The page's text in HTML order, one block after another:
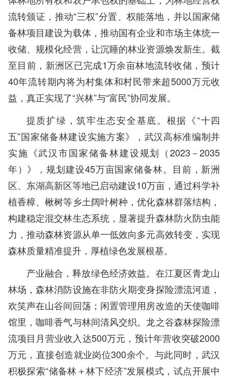
流转颁证，推动“三权”分置、权能落地，并以国家储
备林项目建设为载体，推动国有企业和市场主体统一
收储、规模化经营，让沉睡的林业资源焕发新生。截
至目前，新洲区已完成1万余亩林地流转收储，预计
40年流转期内将为村集体和村民带来超5000万元收
益，真正实现了“兴林”与“富民”协同发展。
提质扩绿，筑牢生态安全基底。根据《“十四
五”国家储备林建设实施方案》，武汉高标准编制并
实施《武汉市国家储备林建设规划（2023－2035
年）》，规划建设45万亩国家储备林。目前，新洲
区、东湖高新区等地已启动建设10万亩，通过科学补
植香樟、楸树等乡土阔叶树种，优化森林群落结构，
构建稳定混交林生态系统，显著提升森林防火防虫能
力，推动森林资源从单一低效向多元高效转变，实现
森林质量精准提升，厚植绿色发展根基。
产业融合，释放绿色经济效益。在江夏区青龙山
林场，森林消防设施在非防火期变身探险漂流河道，
欢笑声在山谷间回荡；闲置管理用房改造的天使咖啡
馆里，咖啡香气与林间清风交织。龙之谷森林探险漂
流项目月营业收入达500万元，预计年营收突破2000
万元，直接创造就业岗位300余个。与此同时，武汉
积极探索“储备林＋林下经济”发展模式，试点开展中